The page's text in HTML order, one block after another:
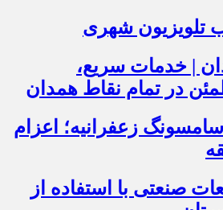
تلویزیون شهری
| خدمات سریع،
در تمام نقاط همدان
زعفرانیه؛ اعزام
صنعتی با استفاده از